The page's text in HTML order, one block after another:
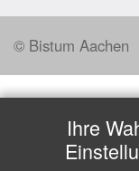
© Bistum Aachen
Ihre